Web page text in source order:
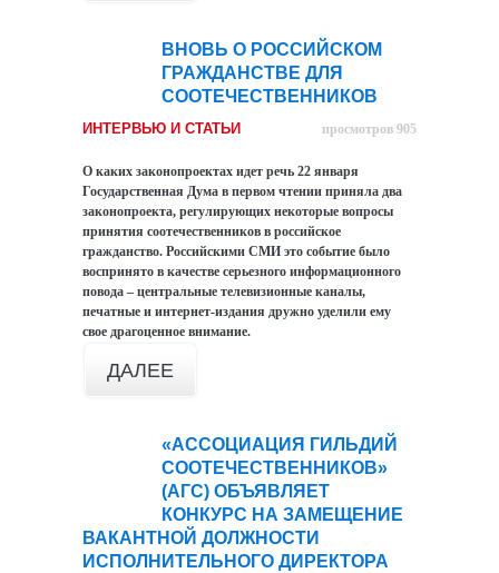
ВНОВЬ О РОССИЙСКОМ
ГРАЖДАНСТВЕ ДЛЯ
СООТЕЧЕСТВЕННИКОВ
ИНТЕРВЬЮ И СТАТЬИ просмотров 905
О каких законопроектах идет речь 22 января
Государственная Дума в первом чтении приняла два
законопроекта, регулирующих некоторые вопросы
принятия соотечественников в российское
гражданство. Российскими СМИ это событие было
воспринято в качестве серьезного информационного
повода – центральные телевизионные каналы,
печатные и интернет-издания дружно уделили ему
свое драгоценное внимание.
ДАЛЕЕ
«АССОЦИАЦИЯ ГИЛЬДИЙ
СООТЕЧЕСТВЕННИКОВ»
(АГС) ОБЪЯВЛЯЕТ
КОНКУРС НА ЗАМЕЩЕНИЕ
ВАКАНТНОЙ ДОЛЖНОСТИ
ИСПОЛНИТЕЛЬНОГО ДИРЕКТОРА